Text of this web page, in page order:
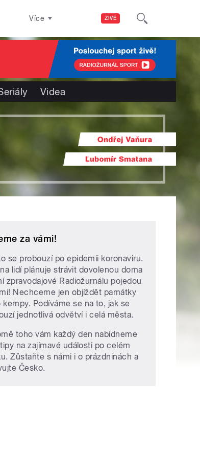
ŽIVĚ
Více
Videa
za vámi!
se probouzí po epidemii koronaviru.
lidí plánuje strávit dovolenou doma
zpravodajové Radiožurnálu pojedou
Nechceme jen objíždět památky
kempy. Podíváme se na to, jak se
jednotlivá odvětví i celá města.
toho vám každý den nabídneme
na zajímavé události po celém
Zůstaňte s námi i o prázdninách a
Česko.